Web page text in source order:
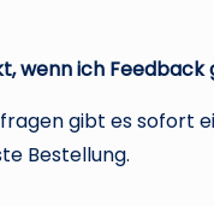
wenn ich Feedback
gibt es sofort
Bestellung.